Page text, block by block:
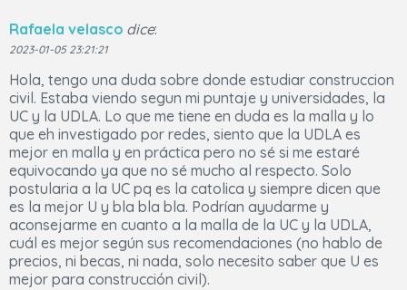
Rafaela velasco dice:
2023-01-05 23:21:21
Hola, tengo una duda sobre donde estudiar construccion
civil. Estaba viendo segun mi puntaje y universidades, la
UC y la UDLA. Lo que me tiene en duda es la malla y lo
que eh investigado por redes, siento que la UDLA es
mejor en malla y en práctica pero no sé si me estaré
equivocando ya que no sé mucho al respecto. Solo
postularia a la UC pq es la catolica y siempre dicen que
es la mejor U y bla bla bla. Podrían ayudarme y
aconsejarme en cuanto a la malla de la UC y la UDLA,
cuál es mejor según sus recomendaciones (no hablo de
precios, ni becas, ni nada, solo necesito saber que U es
mejor para construcción civil).